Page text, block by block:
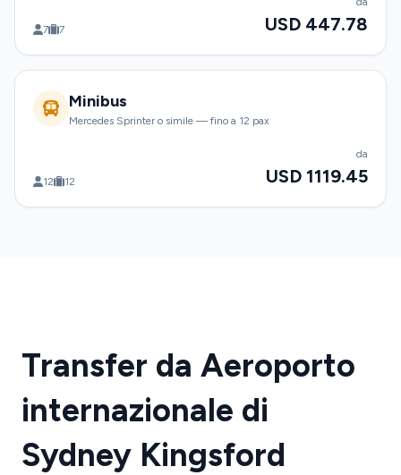
7 7 USD 447.78
Minibus
Mercedes Sprinter o simile — fino a 12 pax
12 12
da
USD 1119.45
Transfer da Aeroporto
internazionale di
Sydney Kingsford